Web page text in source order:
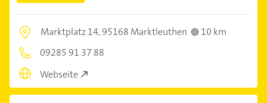
Marktplatz 14,95168 Marktleuthen
10 km
09285 91 37 88
Webseite